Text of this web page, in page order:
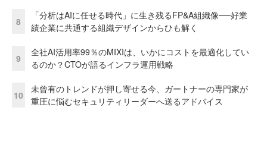
8
「分析はAIに任せる時代」に生き残るFP&A組織像──好業
績企業に共通する組織デザインからひも解く
9
全社AI活用率99％のMIXIは、いかにコストを最適化してい
るのか？CTOが語るインフラ運用戦略
10
未曾有のトレンドが押し寄せる今、ガートナーの専門家が
重圧に悩むセキュリティリーダーへ送るアドバイス